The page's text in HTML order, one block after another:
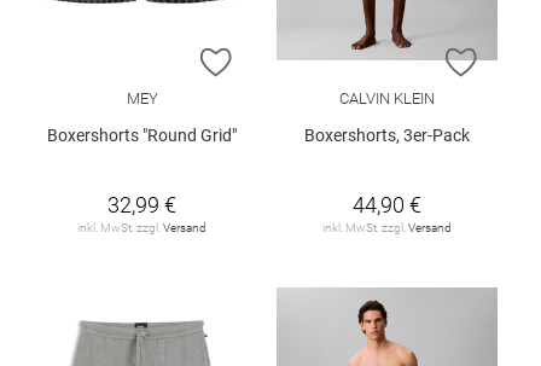
ZUR WUNSCHLISTE HINZUFÜGEN
MEY
Boxershorts "Round Grid"
32,99 €
inkl. MwSt. zzgl. Versand
ZUR
CALVIN KLEIN
Boxershorts, 3er-Pack
44,90 €
inkl. MwSt. zzgl. Versand